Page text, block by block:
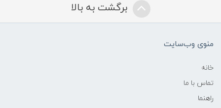
برگشت به بالا
منوی وب‌سایت
خانه
تماس با ما
راهنما